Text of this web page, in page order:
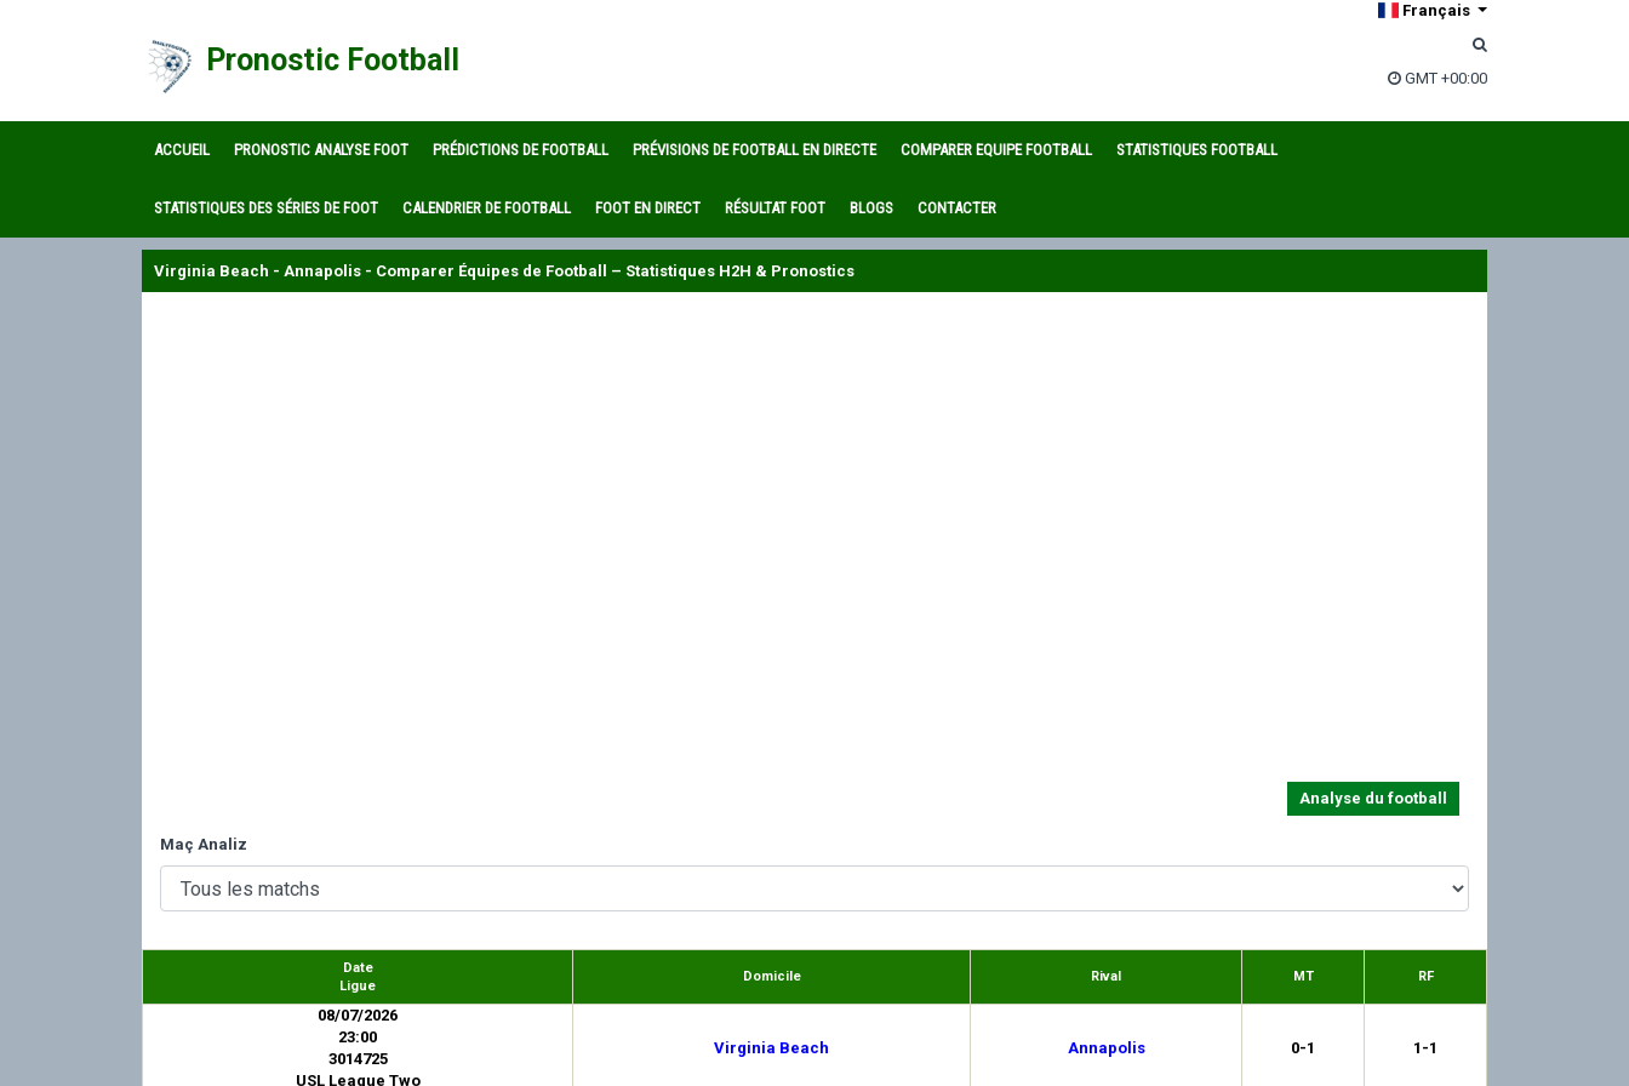
Pronostic Football
Français
GMT +00:00
ACCUEIL PRONOSTIC ANALYSE FOOT PRÉDICTIONS DE FOOTBALL PRÉVISIONS DE FOOTBALL EN DIRECTE COMPARER EQUIPE FOOTBALL STATISTIQUES FOOTBALL
STATISTIQUES DES SÉRIES DE FOOT CALENDRIER DE FOOTBALL FOOT EN DIRECT RÉSULTAT FOOT BLOGS CONTACTER
Virginia Beach - Annapolis - Comparer Équipes de Football – Statistiques H2H & Pronostics
Analyse du football
Maç Analiz
Date
Ligue
Domicile Rival MT RF
08/07/2026
23:00
3014725
USL League Two
Virginia Beach Annapolis 0-1 1-1